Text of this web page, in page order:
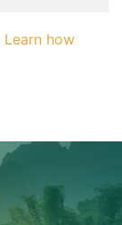
Learn how